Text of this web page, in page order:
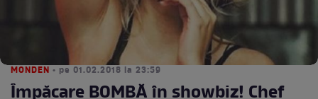
MONDEN • pe 01.02.2018 la 23:59
Împăcare BOMBĂ în showbiz! Chef